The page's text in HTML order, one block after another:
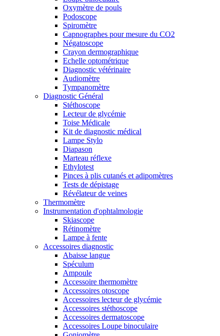
Oxymètre de pouls
Podoscope
Spiromètre
Capnographes pour mesure du CO2
Négatoscope
Crayon dermographique
Echelle optométrique
Diagnostic vétérinaire
Audiomètre
Tympanomètre
Diagnostic Général
Stéthoscope
Lecteur de glycémie
Toise Médicale
Kit de diagnostic médical
Lampe Stylo
Diapason
Marteau réflexe
Ethylotest
Pinces à plis cutanés et adipomètres
Tests de dépistage
Révélateur de veines
Thermomètre
Instrumentation d'ophtalmologie
Skiascope
Rétinomètre
Lampe à fente
Accessoires diagnostic
Abaisse langue
Spéculum
Ampoule
Accessoire thermomètre
Accessoires otoscope
Accessoires lecteur de glycémie
Accessoires stéthoscope
Accessoires dermatoscope
Accessoires Loupe binoculaire